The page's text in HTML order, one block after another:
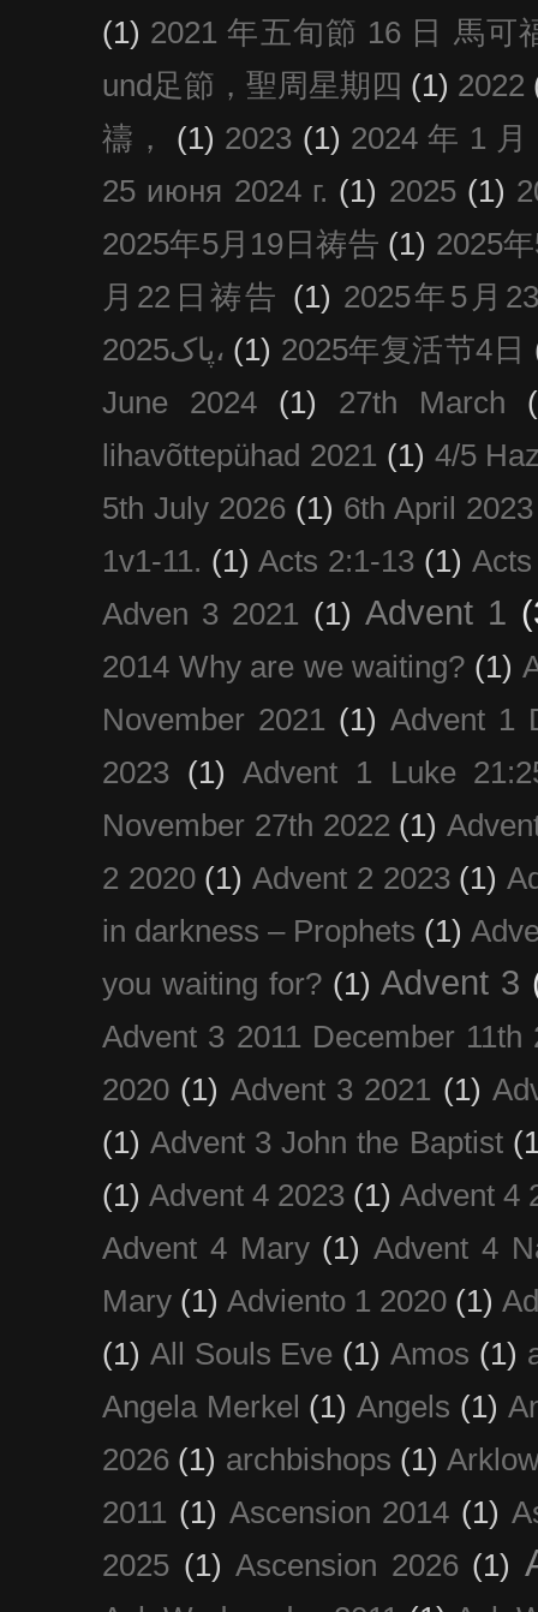
(1) 2021 年五旬節 16 日 馬可
und足節，聖周星期四 (1) 2022
禱，
(1) 2023 (1) 2024 年 1
25 июня 2024 г. (1) 2025 (1)
2025年5月19日祷告 (1) 2025
月22日祷告 (1) 2025年5月
پاک2025، (1) 2025年复活节4日
June 2024
(1) 27th March
lihavõttepühad 2021 (1) 4/5
5th July 2026 (1) 6th April 2023
1v1-11. (1) Acts 2:1-13 (1)
Adven 3 2021 (1) Advent 1
2014 Why are we waiting? (1)
November 2021 (1) Advent 1
2023 (1) Advent 1 Luke
November 27th 2022 (1)
2 2020 (1) Advent 2 2023 (1)
in darkness – Prophets (1)
you waiting for? (1) Advent 3
Advent 3 2011 December 11th
2020 (1) Advent 3 2021 (1)
(1) Advent 3 John the Baptist
(1) Advent 4 2023 (1) Advent 4
Advent 4 Mary (1) Advent 4
Mary (1) Adviento 1 2020 (1)
(1) All Souls Eve (1) Amos (1)
Angela Merkel (1) Angels (1)
2026 (1) archbishops (1)
2011 (1) Ascension 2014 (1)
2025 (1) Ascension 2026 (1)